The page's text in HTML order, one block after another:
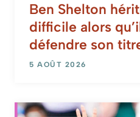
Ben Shelton
difficile alors
défendre son
5 AOÛT 2026